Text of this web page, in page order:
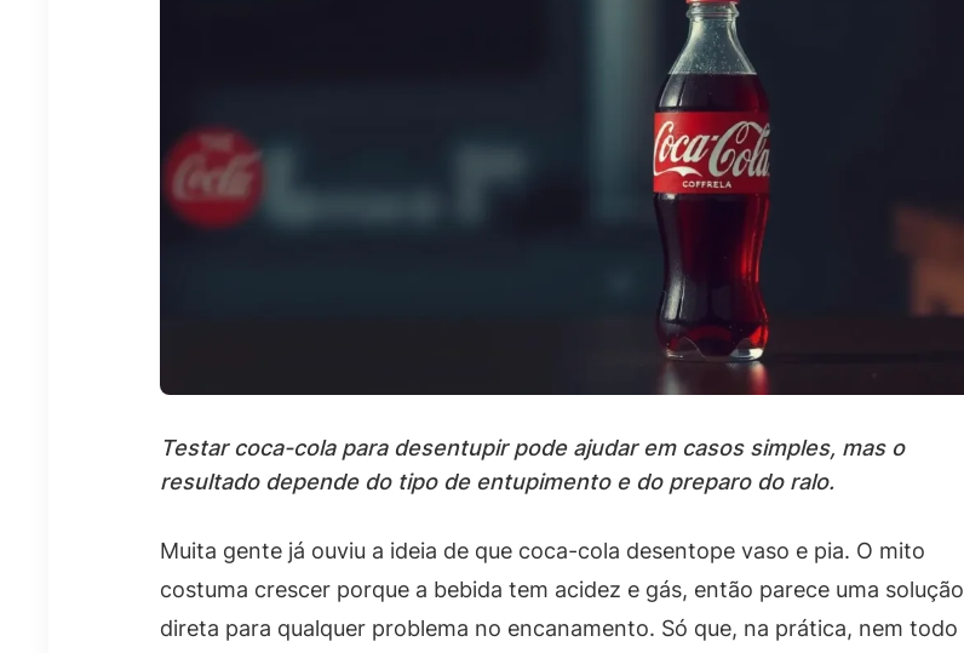
Testar coca-cola para desentupir pode ajudar em casos simples, mas o
resultado depende do tipo de entupimento e do preparo do ralo.
Muita gente já ouviu a ideia de que coca-cola desentope vaso e pia. O mito
costuma crescer porque a bebida tem acidez e gás, então parece uma solução
direta para qualquer problema no encanamento. Só que, na prática, nem todo